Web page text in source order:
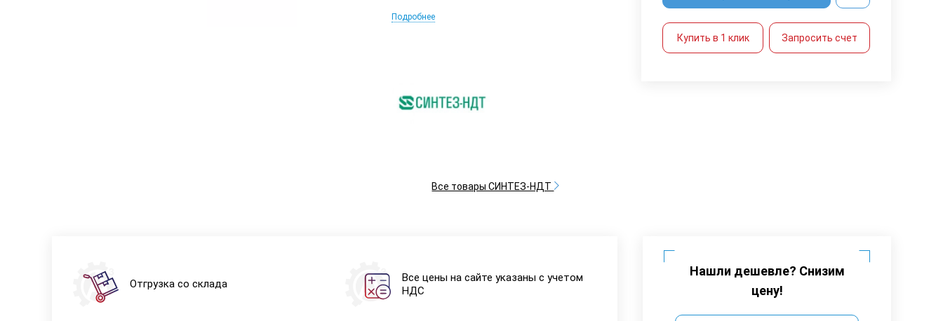
AGFA D7 (Pb), фокусное расстояние 400 мм,
Подробнее
Все товары СИНТЕЗ-НДТ
Купить в 1 клик Запросить счет
Отгрузка со склада
Все цены на сайте указаны с учетом
НДС
Нашли дешевле? Снизим
цену!